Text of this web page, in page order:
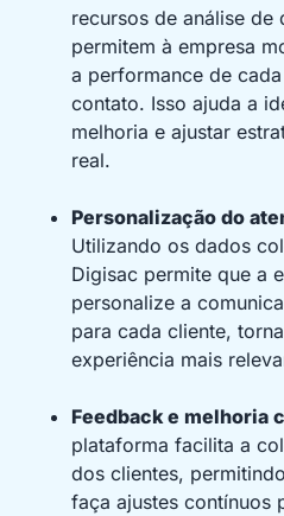
recursos de análise de
permitem à empresa
a performance de
contato. Isso ajuda a
melhoria e ajustar
real.
Personalização do
Utilizando os dados
Digisac permite que a
personalize a
para cada cliente,
experiência mais
Feedback e melhoria
plataforma facilita a
dos clientes,
faça ajustes contínuos